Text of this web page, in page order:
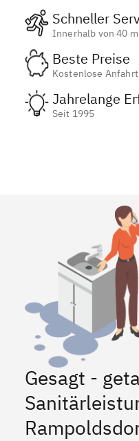
Schneller
Innerhalb von 40
Beste Preise
Kostenlose Anfahrt
Jahrelange
Seit 1995
Gesagt -